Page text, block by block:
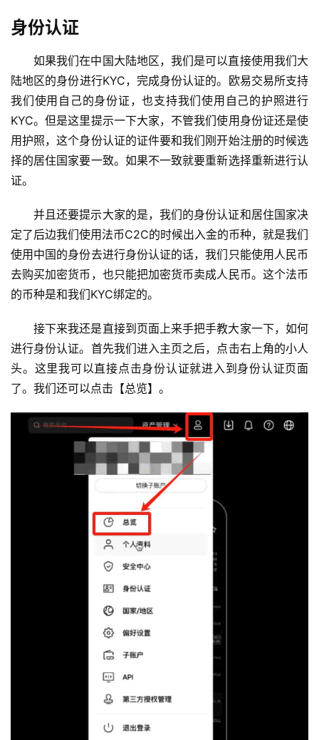
常
见
问
题
身份认证
如果我们在中国大陆地区，我们是可以直接使用我们大
陆地区的身份进行KYC，完成身份认证的。欧易交易所支持
我们使用自己的身份证，也支持我们使用自己的护照进行
KYC。但是这里提示一下大家，不管我们使用身份证还是使
用护照，这个身份认证的证件要和我们刚开始注册的时候选
择的居住国家要一致。如果不一致就要重新选择重新进行认
证。
并且还要提示大家的是，我们的身份认证和居住国家决
定了后边我们使用法币C2C的时候出入金的币种，就是我们
使用中国的身份去进行身份认证的话，我们只能使用人民币
去购买加密货币，也只能把加密货币卖成人民币。这个法币
的币种是和我们KYC绑定的。
接下来我还是直接到页面上来手把手教大家一下，如何
进行身份认证。首先我们进入主页之后，点击右上角的小人
头。这里我可以直接点击身份认证就进入到身份认证页面
了。我们还可以点击【总览】。